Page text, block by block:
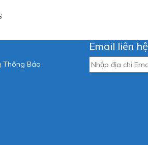
Email liên hệ